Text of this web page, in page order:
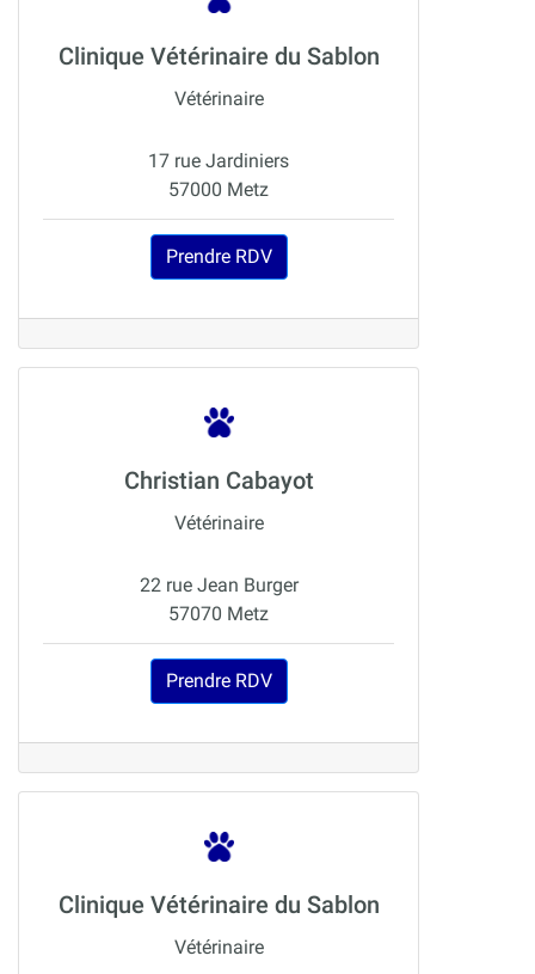
Clinique Vétérinaire du Sablon
Vétérinaire
17 rue Jardiniers
57000 Metz
Prendre RDV
Christian Cabayot
Vétérinaire
22 rue Jean Burger
57070 Metz
Prendre RDV
Clinique Vétérinaire du Sablon
Vétérinaire